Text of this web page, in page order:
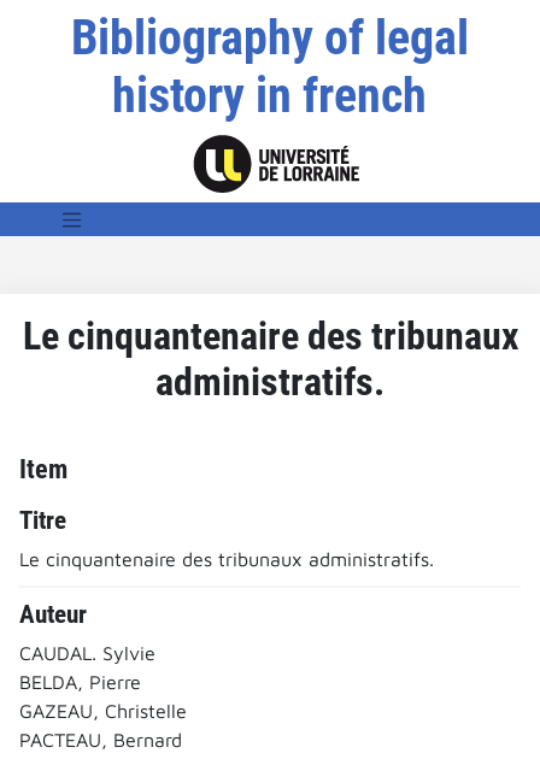
Bibliography of legal
history in french
Le cinquantenaire des tribunaux
administratifs.
Item
Titre
Le cinquantenaire des tribunaux administratifs.
Auteur
CAUDAL. Sylvie
BELDA, Pierre
GAZEAU, Christelle
PACTEAU, Bernard